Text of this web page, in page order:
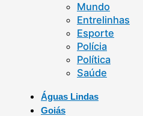
Mundo
Entrelinhas
Esporte
Polícia
Política
Saúde
Águas Lindas
Goiás